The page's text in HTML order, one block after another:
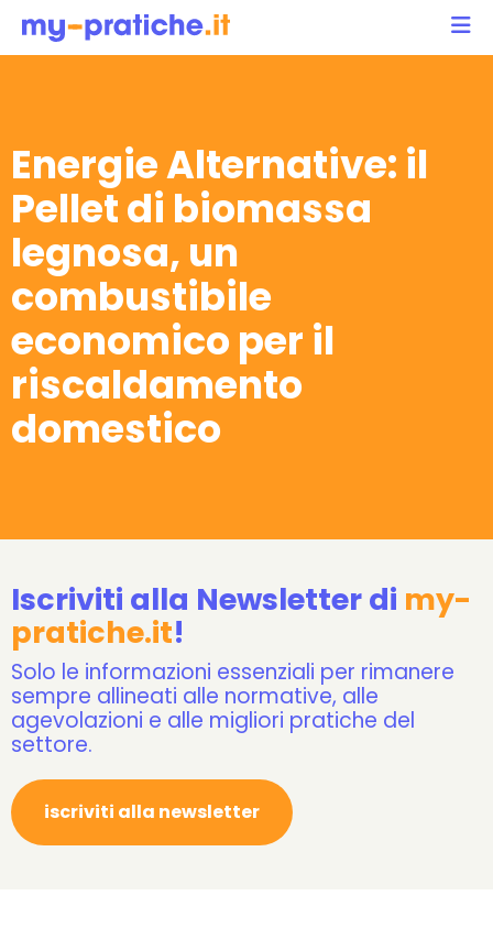
Energie Alternative: il
Pellet di biomassa
legnosa, un
combustibile
economico per il
riscaldamento
domestico
Iscriviti alla Newsletter di my-
pratiche.it!
Solo le informazioni essenziali per rimanere
sempre allineati alle normative, alle
agevolazioni e alle migliori pratiche del
settore.
iscriviti alla newsletter